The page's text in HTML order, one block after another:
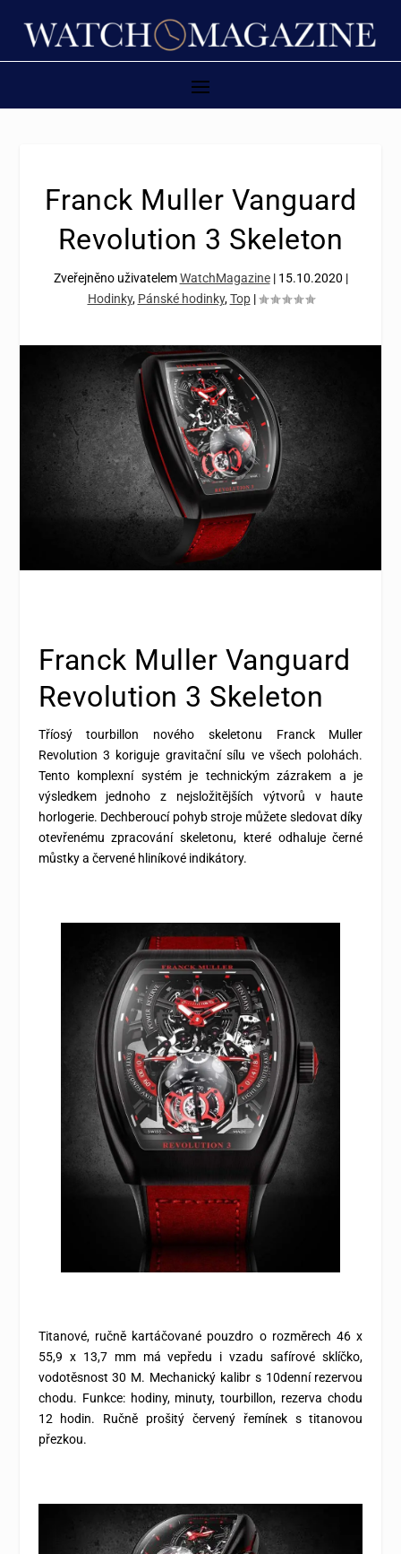
Franck Muller Vanguard
Revolution 3 Skeleton
Zveřejněno uživatelemWatchMagazine| 15.10.2020 |
Hodinky, Pánské hodinky,Top|
Franck Muller Vanguard
Revolution 3 Skeleton
Tříosý tourbillon nového skeletonu Franck Muller
Revolution 3 koriguje gravitační sílu ve všech polohách.
Tento komplexní systém je technickým zázrakem a je
výsledkem jednoho z nejsložitějších výtvorů v haute
horlogerie. Dechberoucí pohyb stroje můžete sledovat díky
otevřenému zpracování skeletonu, které odhaluje černé
můstky a červené hliníkové indikátory.
Titanové, ručně kartáčované pouzdro o rozměrech 46 x
55,9 x 13,7 mm má vepředu i vzadu safírové sklíčko,
vodotěsnost 30 M. Mechanický kalibr s 10denní rezervou
chodu. Funkce: hodiny, minuty, tourbillon, rezerva chodu
12 hodin. Ručně prošitý červený řemínek s titanovou
přezkou.